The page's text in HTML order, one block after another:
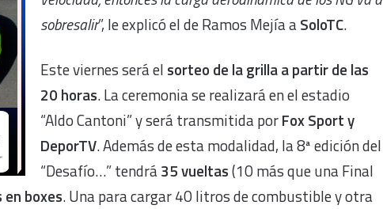
sobresalir”, le explicó el de Ramos Mejía aSoloTC.
Este viernes será el sorteo de la grilla a partir de las
20 horas. La ceremonia se realizará en el estadio
“Aldo Cantoni” y será transmitida porFox Sport y
DeporTV. Además de esta modalidad, la 8ª edición del
“Desafío…” tendrá35 vueltas(10 más que una Final
boxes. Una para cargar 40 litros de combustible y otra